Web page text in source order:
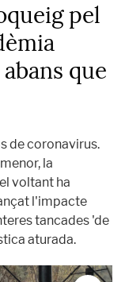
pel
que
de coronavirus.
la
voltant ha
l'impacte
tancades 'de
aturada.